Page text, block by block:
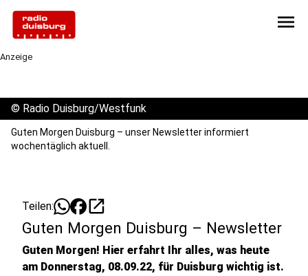
menu
Anzeige
© Radio Duisburg/Westfunk
Guten Morgen Duisburg – unser Newsletter informiert
wochentäglich aktuell.
Teilen: open_in_new
Guten Morgen Duisburg – Newsletter
Guten Morgen! Hier erfahrt Ihr alles, was heute
am Donnerstag, 08.09.22, für Duisburg wichtig ist.